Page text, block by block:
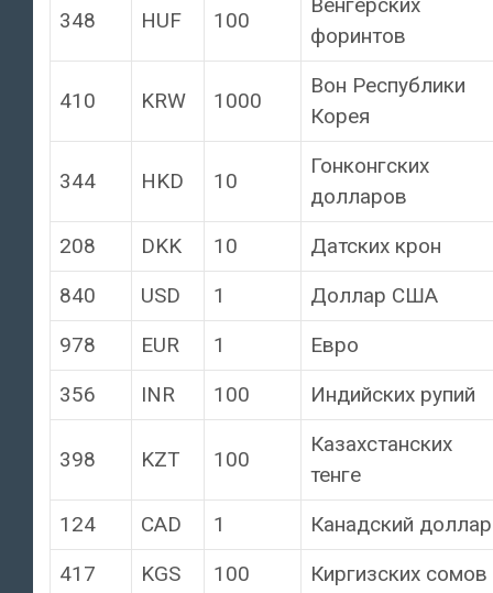
348 HUF 100
форинтов
410 KRW 1000
Вон Республики
Корея
344 HKD 10
Гонконгских
долларов
208
DKK 10
Датских крон
840
USD 1
Доллар США
978
EUR 1
Евро
356
INR 100 Индийских рупий
398 KZT 100
Казахстанских
тенге
124
CAD 1
Канадский доллар
417
KGS 100
Киргизских сомов